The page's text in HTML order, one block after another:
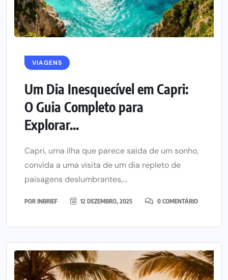
VIAGENS
Um Dia Inesquecível em Capri:
O Guia Completo para
Explorar...
Capri, uma ilha que parece saída de um sonho,
convida a uma visita de um dia repleto de
paisagens deslumbrantes,...
POR INBRIEF 12 DEZEMBRO, 2025 0 COMENTÁRIO